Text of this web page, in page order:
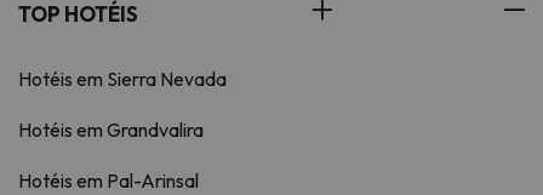
TOP HOTÉIS
Hotéis em Sierra Nevada
Hotéis em Grandvalira
Hotéis em Pal-Arinsal